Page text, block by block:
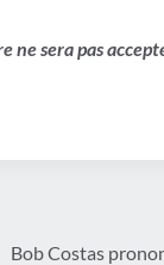
sera pas
Bob Costas